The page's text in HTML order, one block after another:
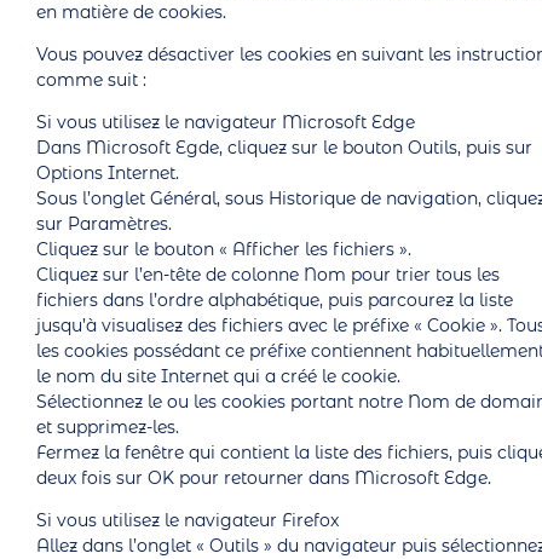
en matière de cookies.
Vous pouvez désactiver les cookies en suivant les
comme suit :
Si vous utilisez le navigateur Microsoft Edge
Dans Microsoft Egde, cliquez sur le bouton Outils, puis sur
Options Internet.
Sous l’onglet Général, sous Historique de navigation,
sur Paramètres.
Cliquez sur le bouton « Afficher les fichiers ».
Cliquez sur l’en-tête de colonne Nom pour trier tous les
fichiers dans l’ordre alphabétique, puis parcourez la liste
jusqu’à visualisez des fichiers avec le préfixe « Cookie ».
les cookies possédant ce préfixe contiennent
le nom du site Internet qui a créé le cookie.
Sélectionnez le ou les cookies portant notre Nom de
et supprimez-les.
Fermez la fenêtre qui contient la liste des fichiers, puis
deux fois sur OK pour retourner dans Microsoft Edge.
Si vous utilisez le navigateur Firefox
Allez dans l’onglet « Outils » du navigateur puis